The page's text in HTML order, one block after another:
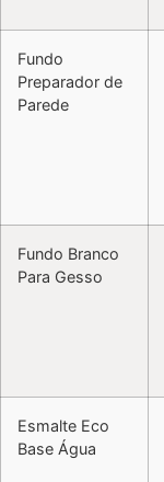
Fundo
Preparador de
Parede
Fundo Branco
Para Gesso
Esmalte Eco
Base Água